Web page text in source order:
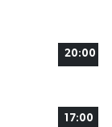
20:00
17:00